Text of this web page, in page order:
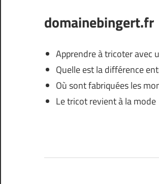
domainebingert.fr
Apprendre à tricoter avec
Quelle est la différence
Où sont fabriquées les
Le tricot revient à la mode